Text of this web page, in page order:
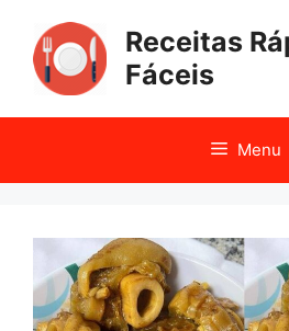
para
conteúdo
Receitas
Fáceis
Menu